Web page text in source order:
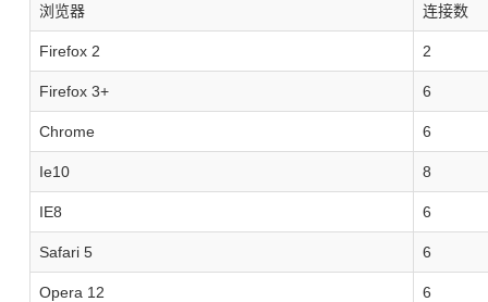
浏览器 连接数
Firefox 2 2
Firefox 3+ 6
Chrome 6
Ie10 8
IE8 6
Safari 5 6
Opera 12 6